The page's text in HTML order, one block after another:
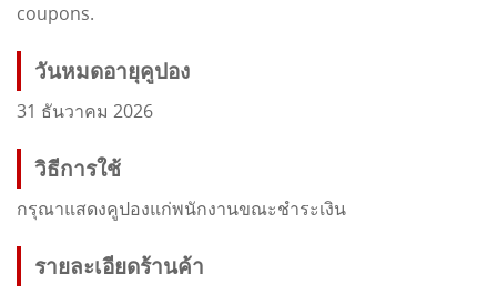
coupons.
วันหมดอายุคูปอง
31 ธันวาคม 2026
วิธีการใช้
กรุณาแสดงคูปองแก่พนักงานขณะชำระเงิน
รายละเอียดร้านค้า